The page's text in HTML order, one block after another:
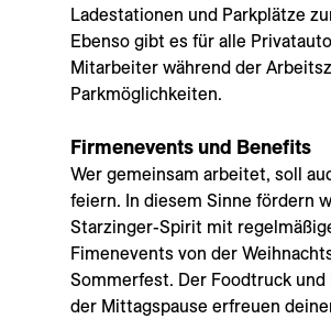
Ladestationen und Parkplätze
Ebenso gibt es für alle
Mitarbeiter während der
Parkmöglichkeiten.
Firmenevents und Benefits
Wer gemeinsam arbeitet, soll
feiern. In diesem Sinne fördern
Starzinger-Spirit mit
Fimenevents von der
Sommerfest. Der Foodtruck und
der Mittagspause erfreuen